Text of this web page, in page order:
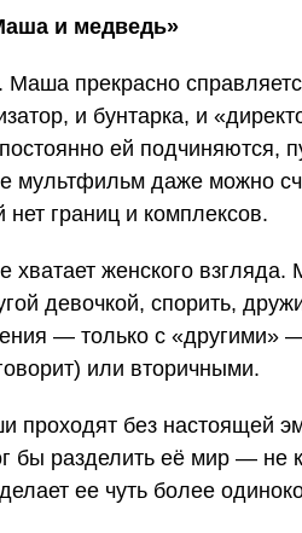
прекрасно
и бунтарка, и
ей подчиняются,
мультфильм даже можно
границ и комплексов.
хватает женского
девочкой, спорить,
— только с «другими»
или вторичными.
проходят без настоящей
бы разделить её мир — не
ее чуть более